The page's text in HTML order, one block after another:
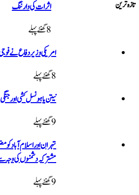
تازہ ترین
اثرات کی وارننگ
8 گھنٹےپہلے
امریکی وزیر دفاع نے
8 گھنٹےپہلے
نیتن یاہو نسل کشی اور
9 گھنٹےپہلے
تہران اور اسلام آباد
مشترکہ دشمنوں کی وجہ
9 گھنٹےپہلے